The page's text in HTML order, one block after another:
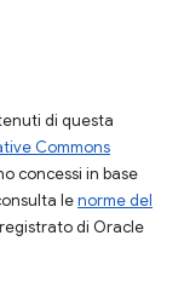
di questa
Commons
concessi in base
lenorme del
di Oracle